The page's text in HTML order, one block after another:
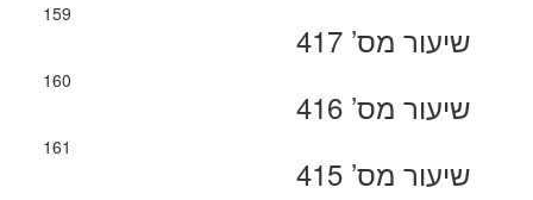
159
שיעור מס’ 417
160
שיעור מס’ 416
161
שיעור מס’ 415